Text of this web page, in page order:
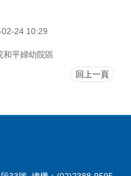
24 10:29
和平婦幼院區
回上一頁